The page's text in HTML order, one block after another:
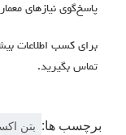
پاسخ‌گوی نیازهای
برای کسب اطلاعات
تماس بگیرید.
برچسب ها: بتن